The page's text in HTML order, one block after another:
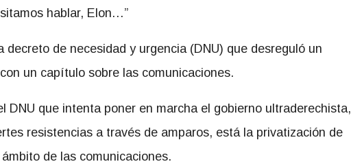
hablar, Elon…”
decreto de necesidad y urgencia (DNU) que desreguló un
un capítulo sobre las comunicaciones.
DNU que intenta poner en marcha el gobierno ultraderechista,
resistencias a través de amparos, está la privatización de
de las comunicaciones.